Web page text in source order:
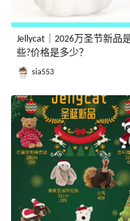
Jellycat｜2026万圣节新品
些?价格是多少？
sia553